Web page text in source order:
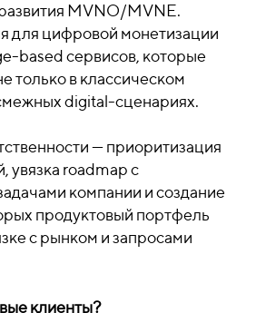
MVNO/MVNE.
для цифровой монетизации
based сервисов, которые
только в классическом
digital-сценариях.
— приоритизация
увязка roadmap с
компании и создание
продуктовый портфель
с рынком и запросами
клиенты?